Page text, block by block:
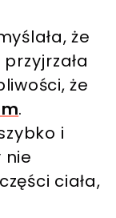
że
że
.
i
nie
ciała,